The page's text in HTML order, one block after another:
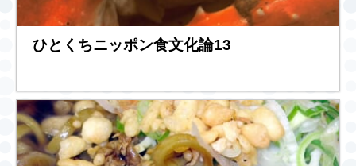
ひとくちニッポン食文化論13